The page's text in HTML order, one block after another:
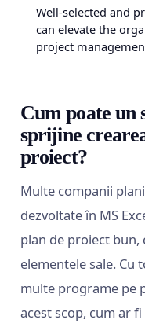
Well-selected and
can elevate the
project
Cum poate un
sprijine
proiect?
Multe companii
dezvoltate în MS
plan de proiect bun,
elementele sale. Cu
multe programe pe
acest scop, cum ar fi